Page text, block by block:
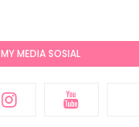
MY MEDIA SOSIAL